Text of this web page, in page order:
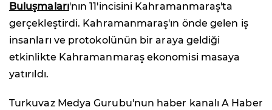
Buluşmaları'nın 11'incisini Kahramanmaraş'ta
gerçekleştirdi. Kahramanmaraş'ın önde gelen iş
insanları ve protokolünün bir araya geldiği
etkinlikte Kahramanmaraş ekonomisi masaya
yatırıldı.
Turkuvaz Medya Gurubu'nun haber kanalı A Haber